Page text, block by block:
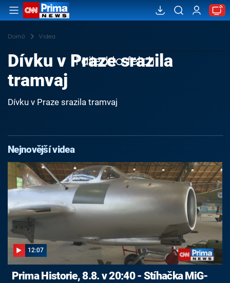
Domů Videa
Failed to fetch
Dívku v Praze srazila
tramvaj
Dívku v Praze srazila tramvaj
Nejnovější videa
12:07
Prima Historie, 8.8. v 20:40 - Stíhačka MiG-